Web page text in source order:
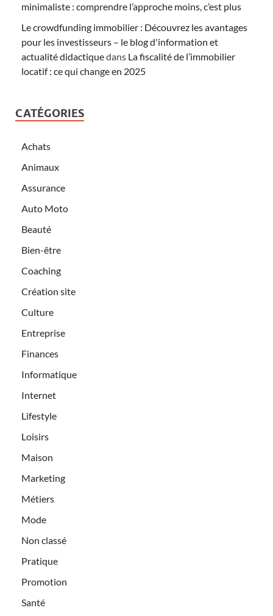
minimaliste : comprendre l’approche moins, c’est plus
Le crowdfunding immobilier : Découvrez les avantages
pour les investisseurs – le blog d'information et
actualité didactiquedans La fiscalité de l’immobilier
locatif : ce qui change en 2025
CATÉGORIES
Achats
Animaux
Assurance
Auto Moto
Beauté
Bien-être
Coaching
Création site
Culture
Entreprise
Finances
Informatique
Internet
Lifestyle
Loisirs
Maison
Marketing
Métiers
Mode
Non classé
Pratique
Promotion
Santé